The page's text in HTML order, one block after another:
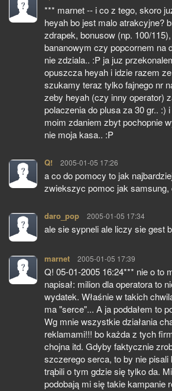
*** marnet -- i co z tego, skoro
heyah bo jest malo atrakcyjne?
zdrapek, bonusow (np. 100/
bananowym czy popcornem na
nie zdziala.. :P ja juz
opuszcza heyah i idzie razem
szukamy teraz tylko fajnego nr
zeby heyah (czy inny operator)
polaczenia do plusa za 30 gr.. :)
moim zdaniem zbyt pochopnie
nie moja kasa.. :P
Q! pisze:
2005-01-05 17:26
a co do pomocy to jak
zwiekszyc pomoc jak samsung,
daro_pop pisze:
2005-01-05 17:34
ale sie sypneli ale liczy sie gest
marnet pisze:
2005-01-05 17:39
Q! 05-01-2005 16:24*** nie o to
napisał: milion dla operatora to
wydatek. Właśnie w takich
ma "serce"... A ja poddałem to
Wg mnie wszystkie działania
reklamami!!! bo każda z tych
chojna itd. Gdyby faktycznie
szczerego serca, to by nie pisali
trąbili o tym gdzie się tylko da.
podobają mi się takie kampanie